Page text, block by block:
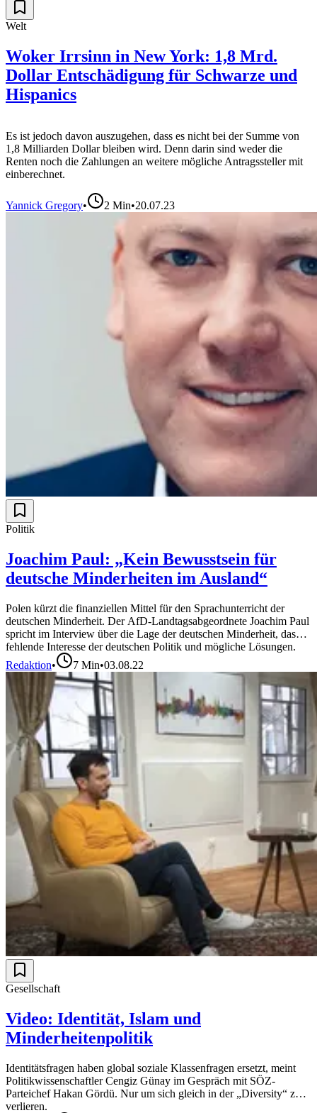
Welt
Woker Irrsinn in New York: 1,8 Mrd.
Dollar Entschädigung für Schwarze und
Hispanics
Es ist jedoch davon auszugehen, dass es nicht bei der Summe von
1,8 Milliarden Dollar bleiben wird. Denn darin sind weder die
Renten noch die Zahlungen an weitere mögliche Antragssteller mit
einberechnet.
Yannick Gregory• 2 Min•20.07.23
Politik
Joachim Paul: „Kein Bewusstsein für
deutsche Minderheiten im Ausland“
Polen kürzt die finanziellen Mittel für den Sprachunterricht der
deutschen Minderheit. Der AfD-Landtagsabgeordnete Joachim Paul
spricht im Interview über die Lage der deutschen Minderheit, das
fehlende Interesse der deutschen Politik und mögliche Lösungen.
Redaktion• 7 Min•03.08.22
Gesellschaft
Video: Identität, Islam und
Minderheitenpolitik
Identitätsfragen haben global soziale Klassenfragen ersetzt, meint
Politikwissenschaftler Cengiz Günay im Gespräch mit SÖZ-
Parteichef Hakan Gördü. Nur um sich gleich in der „Diversity“ zu
verlieren.